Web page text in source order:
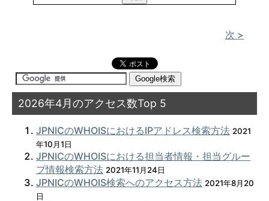
次 >
2026年4月のアクセス数Top 5
JPNICのWHOISにおけるIPアドレス検索方法 2021
年10月1日
JPNICのWHOISにおける担当者情報・担当グルー
プ情報検索方法 2021年11月24日
JPNICのWHOIS検索へのアクセス方法 2021年8月20
日